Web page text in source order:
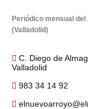
Periódico mensual
(Valladolid)
C. Diego de
Valladolid
983 34 14 92